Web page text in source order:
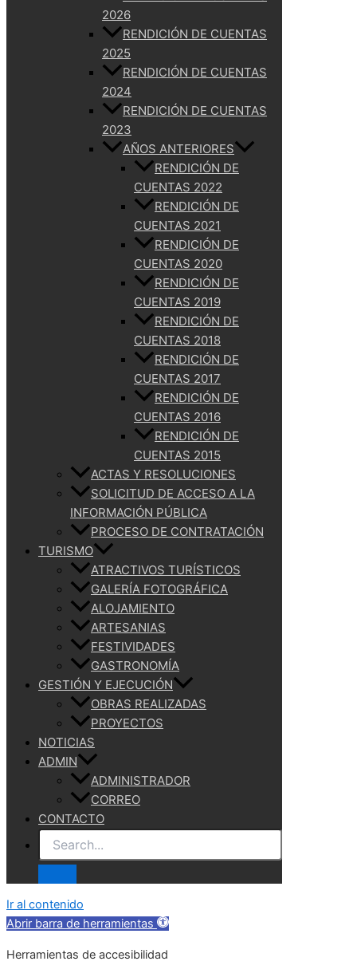
2026
RENDICIÓN DE CUENTAS
2025
RENDICIÓN DE CUENTAS
2024
RENDICIÓN DE CUENTAS
2023
AÑOS ANTERIORES
RENDICIÓN DE
CUENTAS 2022
RENDICIÓN DE
CUENTAS 2021
RENDICIÓN DE
CUENTAS 2020
RENDICIÓN DE
CUENTAS 2019
RENDICIÓN DE
CUENTAS 2018
RENDICIÓN DE
CUENTAS 2017
RENDICIÓN DE
CUENTAS 2016
RENDICIÓN DE
CUENTAS 2015
ACTAS Y RESOLUCIONES
SOLICITUD DE ACCESO A LA
INFORMACIÓN PÚBLICA
PROCESO DE CONTRATACIÓN
TURISMO
ATRACTIVOS TURÍSTICOS
GALERÍA FOTOGRÁFICA
ALOJAMIENTO
ARTESANIAS
FESTIVIDADES
GASTRONOMÍA
GESTIÓN Y EJECUCIÓN
OBRAS REALIZADAS
PROYECTOS
NOTICIAS
ADMIN
ADMINISTRADOR
CORREO
CONTACTO
Search
Ir al contenido
Abrir barra de herramientas
Herramientas de accesibilidad